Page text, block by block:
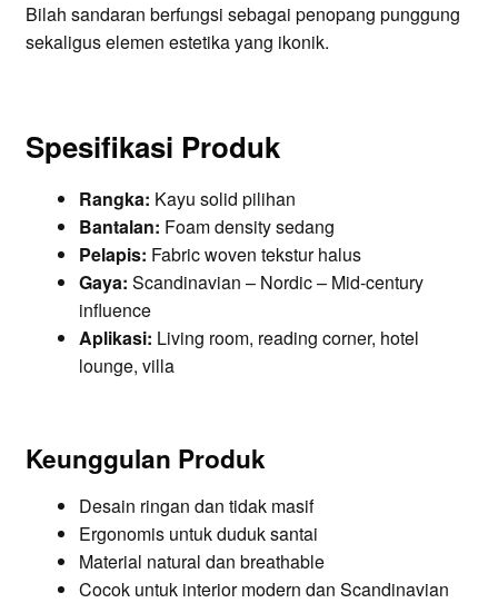
Bilah sandaran berfungsi sebagai penopang punggung
sekaligus elemen estetika yang ikonik.
Spesifikasi Produk
Rangka: Kayu solid pilihan
Bantalan: Foam density sedang
Pelapis: Fabric woven tekstur halus
Gaya: Scandinavian – Nordic – Mid-century
influence
Aplikasi: Living room, reading corner, hotel
lounge, villa
Keunggulan Produk
Desain ringan dan tidak masif
Ergonomis untuk duduk santai
Material natural dan breathable
Cocok untuk interior modern dan Scandinavian